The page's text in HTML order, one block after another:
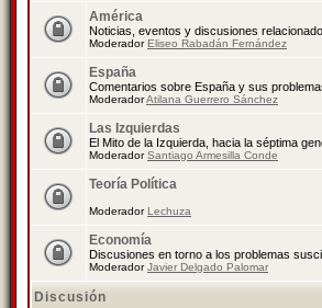
América
Noticias, eventos y discusiones
ModeradorEliseo Rabadán Fernández
España
Comentarios sobre España y sus
ModeradorAtilana Guerrero Sánchez
Las Izquierdas
El Mito de la Izquierda, hacia la séptima
ModeradorSantiago Armesilla Conde
Teoría Política
ModeradorLechuza
Economía
Discusiones en torno a los problemas
ModeradorJavier Delgado Palomar
Discusión